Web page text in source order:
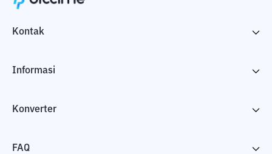
Kontak
Informasi
Konverter
FAQ